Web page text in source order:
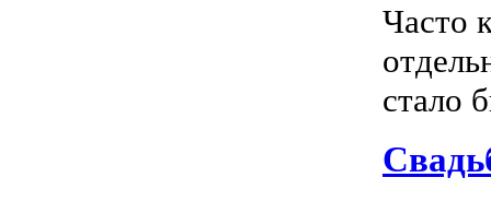
Часто
стало